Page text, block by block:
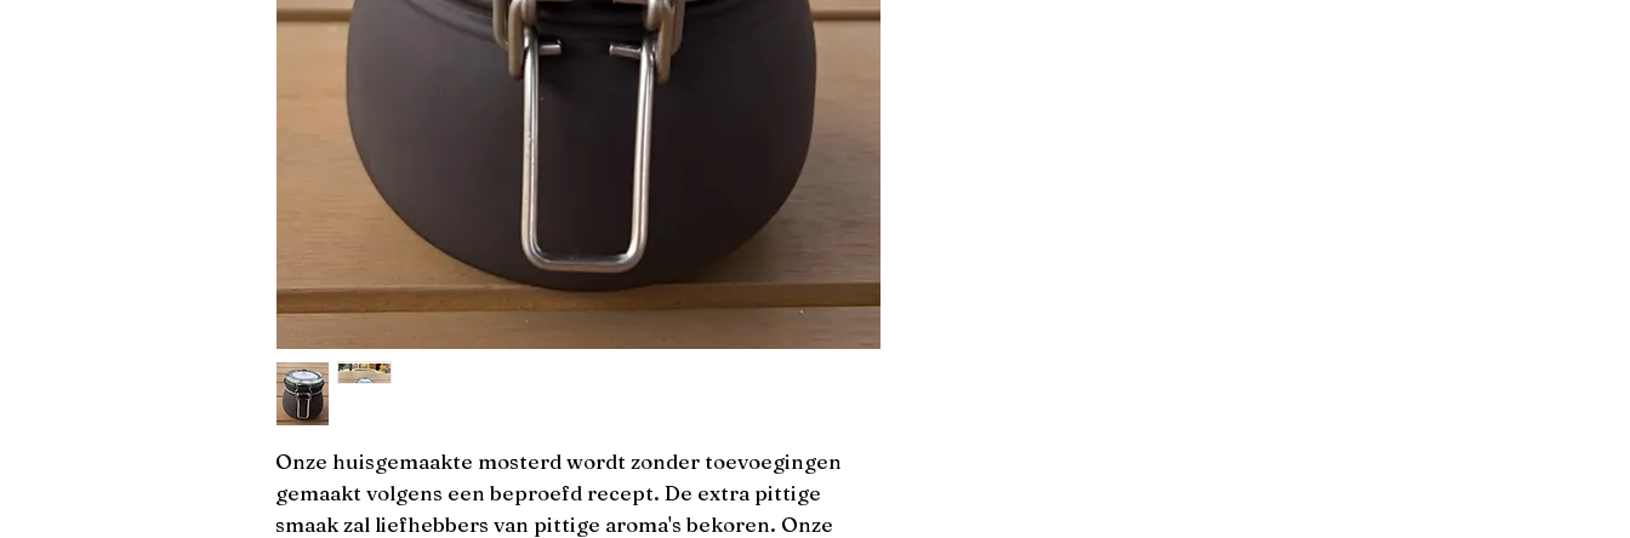
Onze huisgemaakte mosterd wordt zonder toevoegingen
gemaakt volgens een beproefd recept. De extra pittige
smaak zal liefhebbers van pittige aroma's bekoren. Onze